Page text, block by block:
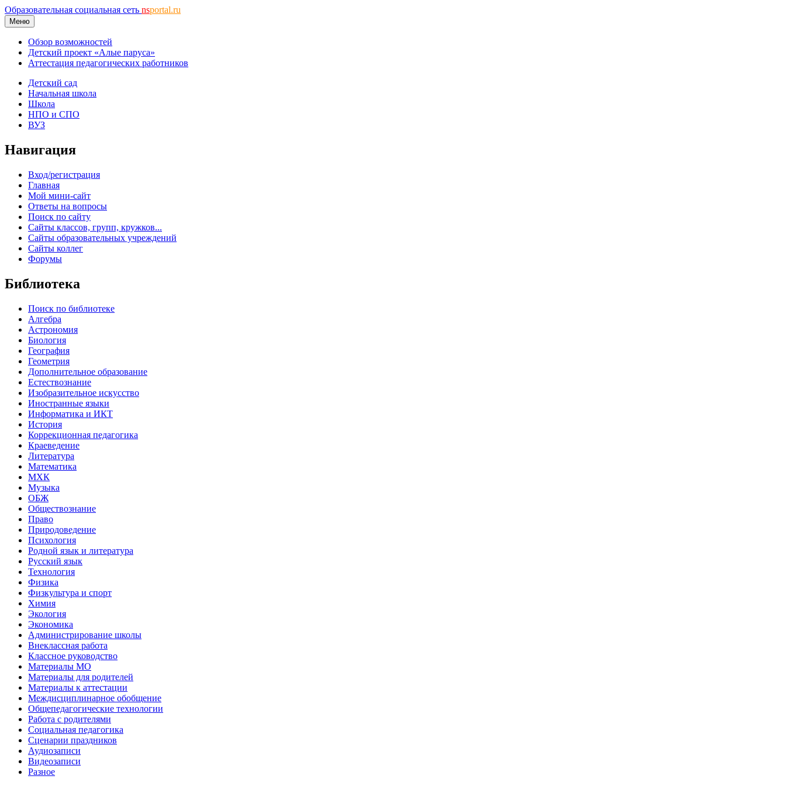
Образовательная социальная сеть nsportal.ru
Меню
Обзор возможностей
Детский проект «Алые паруса»
Аттестация педагогических работников
Детский сад
Начальная школа
Школа
НПО и СПО
ВУЗ
Навигация
Вход/регистрация
Главная
Мой мини-сайт
Ответы на вопросы
Поиск по сайту
Сайты классов, групп, кружков...
Сайты образовательных учреждений
Сайты коллег
Форумы
Библиотека
Поиск по библиотеке
Алгебра
Астрономия
Биология
География
Геометрия
Дополнительное образование
Естествознание
Изобразительное искусство
Иностранные языки
Информатика и ИКТ
История
Коррекционная педагогика
Краеведение
Литература
Математика
МХК
Музыка
ОБЖ
Обществознание
Право
Природоведение
Психология
Родной язык и литература
Русский язык
Технология
Физика
Физкультура и спорт
Химия
Экология
Экономика
Администрирование школы
Внеклассная работа
Классное руководство
Материалы МО
Материалы для родителей
Материалы к аттестации
Междисциплинарное обобщение
Общепедагогические технологии
Работа с родителями
Социальная педагогика
Сценарии праздников
Аудиозаписи
Видеозаписи
Разное